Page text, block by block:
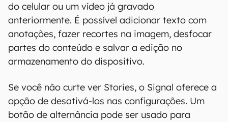
do celular ou um vídeo já gravado
anteriormente. É possível adicionar texto com
anotações, fazer recortes na imagem, desfocar
partes do conteúdo e salvar a edição no
armazenamento do dispositivo.
Se você não curte ver Stories, o Signal oferece a
opção de desativá-los nas configurações. Um
botão de alternância pode ser usado para